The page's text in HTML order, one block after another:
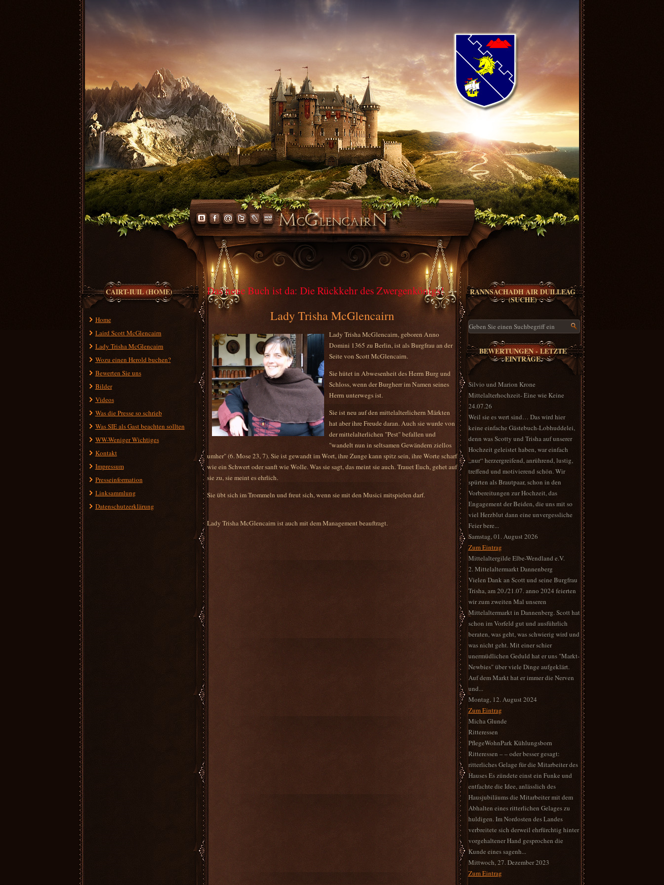
CAIRT-IUIL (HOME)
Home
Laird Scott McGlencairn
Lady Trisha McGlencairn
Wozu einen Herold buchen?
Bewerten Sie uns
Bilder
Videos
Was die Presse so schrieb
Was SIE als Gast beachten sollten
WW-Weniger Wichtiges
Kontakt
Impressum
Presseinformation
Linksammlung
Datenschutzerklärung
Das neue Buch ist da: Die Rückkehr des Zwergenkönigs!
Ein neues Feohwynn-Abenteuer mit Scott McGlencairn als
Co-Autor! Erhältlich unter https://www.feohwynn.de
Lady Trisha McGlencairn
Lady Trisha McGlencairn, geboren Anno
Domini 1365 zu Berlin, ist als Burgfrau an der
Seite von Scott McGlencairn.
Sie hütet in Abwesenheit des Herrn Burg und
Schloss, wenn der Burgherr im Namen seines
Herrn unterwegs ist.
Sie ist neu auf den mittelalterlichern Märkten
hat aber ihre Freude daran. Auch sie wurde von
der mittelalterlichen "Pest" befallen und
"wandelt nun in seltsamen Gewändern ziellos
umher" (6. Mose 23, 7). Sie ist gewandt im Wort, ihre Zunge kann spitz sein, ihre Worte scharf
wie ein Schwert oder sanft wie Wolle. Was sie sagt, das meint sie auch. Trauet Euch, gehet auf
sie zu, sie meint es ehrlich.
Sie übt sich im Trommeln und freut sich, wenn sie mit den Musici mitspielen darf.
Lady Trisha McGlencairn ist auch mit dem Management beauftragt.
RANNSACHADH AIR DUILLEAG
(SUCHE)
BEWERTUNGEN - LETZTE
EINTRÄGE
Silvio und Marion Krone
Mittelalterhochzeit- Eine wie Keine
24.07.26
Weil sie es wert sind… Das wird hier
keine einfache Gästebuch-Lobhuddelei,
denn was Scotty und Trisha auf unserer
Hochzeit geleistet haben, war einfach
„nur“ herzergreifend, anrührend, lustig,
treffend und motivierend schön. Wir
spürten als Brautpaar, schon in den
Vorbereitungen zur Hochzeit, das
Engagement der Beiden, die uns mit so
viel Herzblut dann eine unvergessliche
Feier bere...
Samstag, 01. August 2026
Zum Eintrag
Mittelaltergilde Elbe-Wendland e.V.
2. Mittelaltermarkt Dannenberg
Vielen Dank an Scott und seine Burgfrau
Trisha, am 20./21.07. anno 2024 feierten
wir zum zweiten Mal unseren
Mittelaltermarkt in Dannenberg. Scott hat
schon im Vorfeld gut und ausführlich
beraten, was geht, was schwierig wird und
was nicht geht. Mit einer schier
unermüdlichen Geduld hat er uns "Markt-
Newbies" über viele Dinge aufgeklärt.
Auf dem Markt hat er immer die Nerven
und...
Montag, 12. August 2024
Zum Eintrag
Micha Glunde
Ritteressen
PflegeWohnPark Kühlungsborn
Ritteressen – – oder besser gesagt:
ritterliches Gelage für die Mitarbeiter des
Hauses Es zündete einst ein Funke und
entfachte die Idee, anlässlich des
Hausjubiläums die Mitarbeiter mit dem
Abhalten eines ritterlichen Gelages zu
huldigen. Im Nordosten des Landes
verbreitete sich derweil ehrfürchtig hinter
vorgehaltener Hand gesprochen die
Kunde eines sagenh...
Mittwoch, 27. Dezember 2023
Zum Eintrag